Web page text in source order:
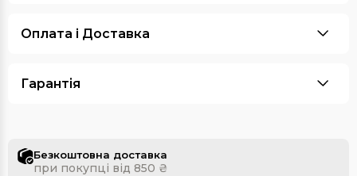
Оплата i Доставка
Гарантія
Безкоштовна доставка
при покупці від 850 ₴